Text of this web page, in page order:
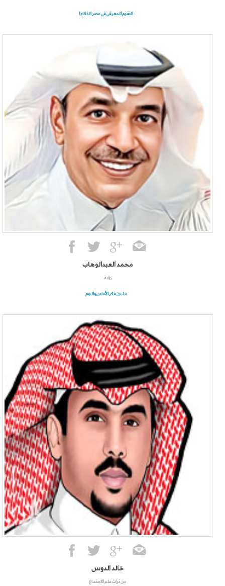
التقزم المعرفي في عصر الذكاء ا
محمد العبدالوهاب
رؤية
ما بين فكر الأمس واليوم
خالد الدوس
من تراث علم الاجتماع